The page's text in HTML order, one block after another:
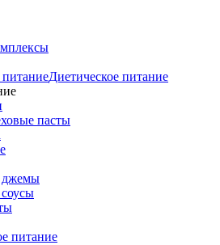
Диетическое питание
пасты
джемы
питание